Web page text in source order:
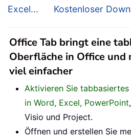
Excel...
Kostenloser
Office Tab bringt eine
Oberfläche in Office
viel einfacher
Aktivieren Sie
in Word, Excel, PowerPoint
Visio und Project.
Öffnen und erstellen Sie